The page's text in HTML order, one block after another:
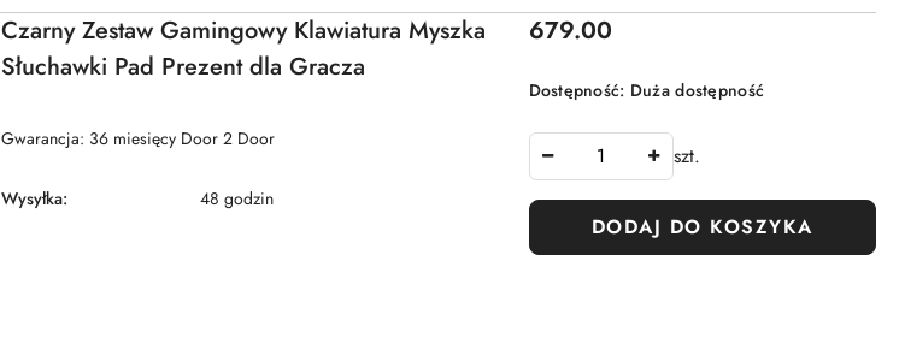
Czarny Zestaw Gamingowy Klawiatura Myszka
Słuchawki Pad Prezent dla Gracza
Gwarancja: 36 miesięcy Door 2 Door
Wysyłka: 48 godzin
Cena:
679.00
Dostępność: Duża dostępność
szt.
DODAJ DO KOSZYKA